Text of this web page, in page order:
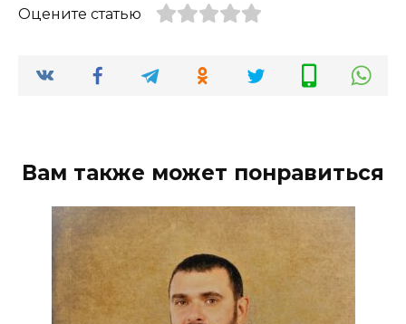
Оцените статью
Вам также может понравиться